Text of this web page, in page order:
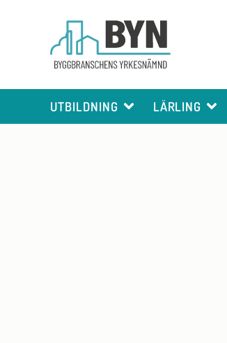
UTBILDNING LÄRLING